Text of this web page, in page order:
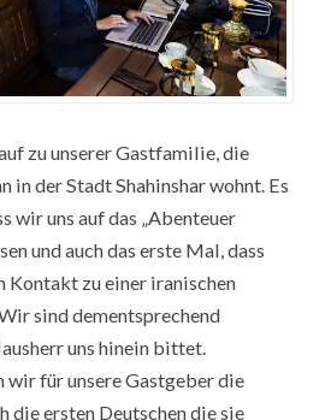
zu unserer Gastfamilie, die
in der Stadt Shahinshar wohnt. Es
wir uns auf das „Abenteuer
und auch das erste Mal, dass
Kontakt zu einer iranischen
sind dementsprechend
uns hinein bittet.
wir für unsere Gastgeber die
die ersten Deutschen die sie